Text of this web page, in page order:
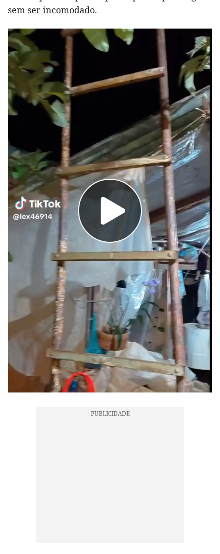
sem ser incomodado.